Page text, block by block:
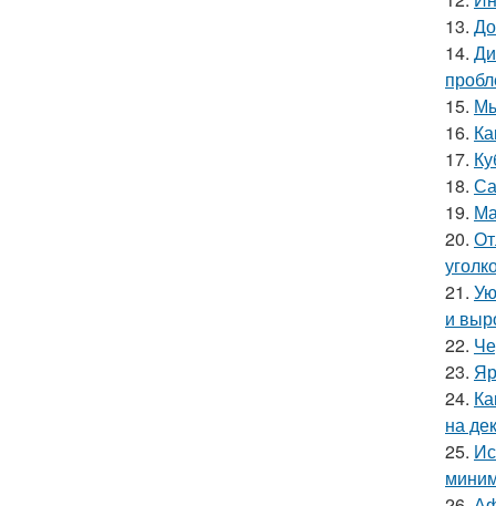
13.
14.
15.
16.
17.
18.
19.
20.
21.
и
22.
23.
24.
на
25.